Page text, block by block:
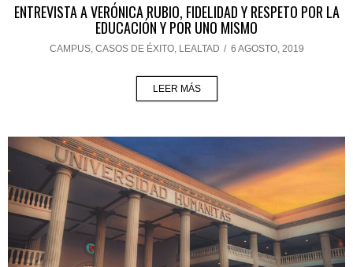
ENTREVISTA A VERÓNICA RUBIO, FIDELIDAD Y RESPETO POR LA
EDUCACIÓN Y POR UNO MISMO
CAMPUS, CASOS DE ÉXITO, LEALTAD / 6 AGOSTO, 2019
LEER MÁS